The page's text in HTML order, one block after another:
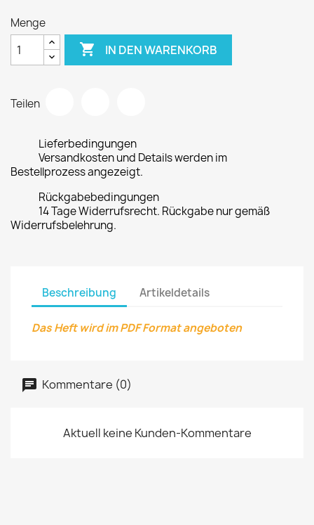
Menge
 IN DEN WARENKORB
Teilen
Lieferbedingungen
Versandkosten und Details werden im
Bestellprozess angezeigt.
Rückgabebedingungen
14 Tage Widerrufsrecht. Rückgabe nur gemäß
Widerrufsbelehrung.
Beschreibung Artikeldetails
Das Heft wird im PDF Format angeboten
Kommentare (0)
Aktuell keine Kunden-Kommentare